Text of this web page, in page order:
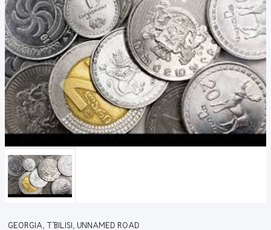
GEORGIA, T'BILISI, UNNAMED ROAD